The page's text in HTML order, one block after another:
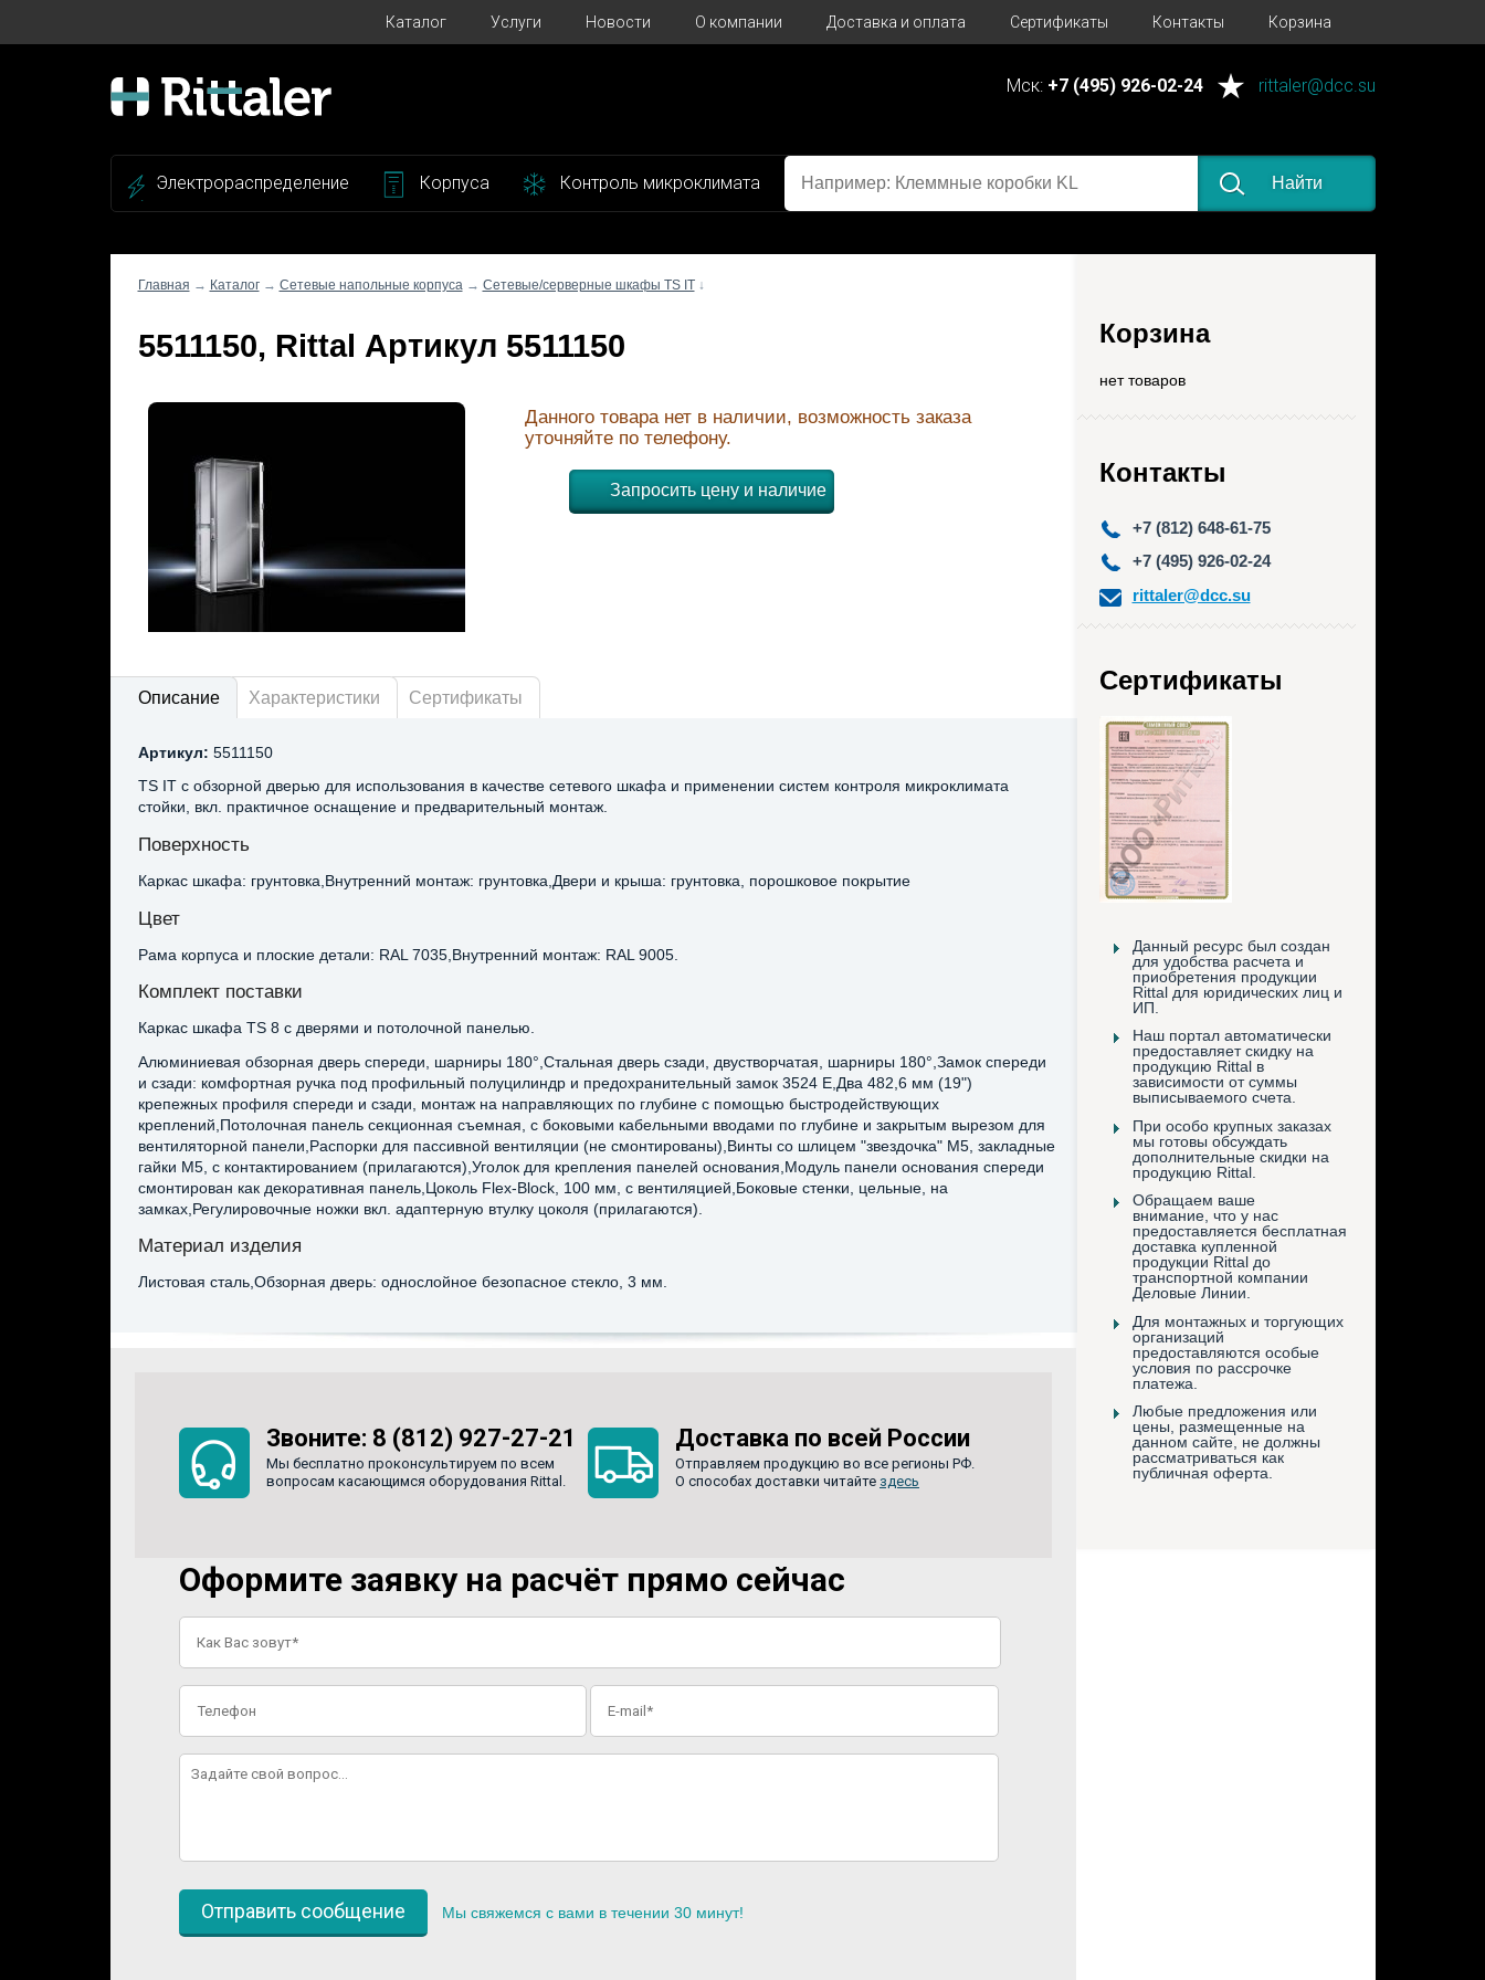
Каталог Услуги Новости О компании Доставка и оплата Сертификаты Контакты Корзина
Мск: +7 (495) 926-02-24 rittaler@dcc.su
Электрораспределение Корпуса Контроль микроклимата Найти
Корзина
нет товаров
Контакты
+7 (812) 648-61-75
+7 (495) 926-02-24
rittaler@dcc.su
Сертификаты
Данный ресурс был создан
для удобства расчета и
приобретения продукции
Rittal для юридических лиц и
ИП.
Наш портал автоматически
предоставляет скидку на
продукцию Rittal в
зависимости от суммы
выписываемого счета.
При особо крупных заказах
мы готовы обсуждать
дополнительные скидки на
продукцию Rittal.
Обращаем ваше
внимание, что у нас
предоставляется бесплатная
доставка купленной
продукции Rittal до
транспортной компании
Деловые Линии.
Для монтажных и торгующих
организаций
предоставляются особые
условия по рассрочке
платежа.
Любые предложения или
цены, размещенные на
данном сайте, не должны
рассматриваться как
публичная оферта.
Главная → Каталог→ Сетевые напольные корпуса → Сетевые/серверные шкафы TS IT ↓
5511150, Rittal Артикул 5511150
Данного товара нет в наличии, возможность заказа
уточняйте по телефону.
Запросить цену и наличие
Описание Характеристики Сертификаты
Артикул: 5511150
TS IT с обзорной дверью для использования в качестве сетевого шкафа и применении систем контроля микроклимата
стойки, вкл. практичное оснащение и предварительный монтаж.
Поверхность
Каркас шкафа: грунтовка,Внутренний монтаж: грунтовка,Двери и крыша: грунтовка, порошковое покрытие
Цвет
Рама корпуса и плоские детали: RAL 7035,Внутренний монтаж: RAL 9005.
Комплект поставки
Каркас шкафа TS 8 с дверями и потолочной панелью.
Алюминиевая обзорная дверь спереди, шарниры 180°,Стальная дверь сзади, двустворчатая, шарниры 180°,Замок спереди
и сзади: комфортная ручка под профильный полуцилиндр и предохранительный замок 3524 E,Два 482,6 мм (19")
крепежных профиля спереди и сзади, монтаж на направляющих по глубине с помощью быстродействующих
креплений,Потолочная панель секционная съемная, с боковыми кабельными вводами по глубине и закрытым вырезом для
вентиляторной панели,Распорки для пассивной вентиляции (не смонтированы),Винты со шлицем "звездочка" М5, закладные
гайки M5, с контактированием (прилагаются),Уголок для крепления панелей основания,Модуль панели основания спереди
смонтирован как декоративная панель,Цоколь Flex-Block, 100 мм, с вентиляцией,Боковые стенки, цельные, на
замках,Регулировочные ножки вкл. адаптерную втулку цоколя (прилагаются).
Материал изделия
Листовая сталь,Обзорная дверь: однослойное безопасное стекло, 3 мм.
Звоните: 8 (812) 927-27-21
Мы бесплатно проконсультируем по всем
вопросам касающимся оборудования Rittal.
Доставка по всей России
Отправляем продукцию во все регионы РФ.
О способах доставки читайте здесь
Оформите заявку на расчёт прямо сейчас
Мы свяжемся с вами в течении 30 минут!